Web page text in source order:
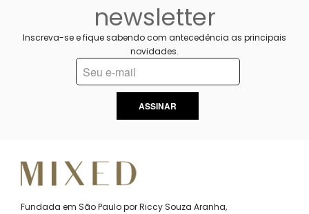
newsletter
Inscreva-se e fique sabendo com antecedência as principais
novidades.
ASSINAR
Fundada em São Paulo por Riccy Souza Aranha,